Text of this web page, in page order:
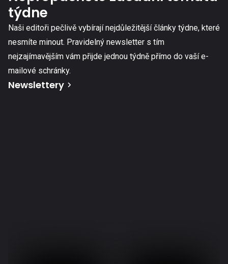
týdne
Naši editoři pečlivě vybírají nejdůležitější články týdne, které
nesmíte minout. Pravidelný newsletter s tím
nejzajímavějším vám přijde jednou týdně přímo do vaší e-
mailové schránky.
Newslettery